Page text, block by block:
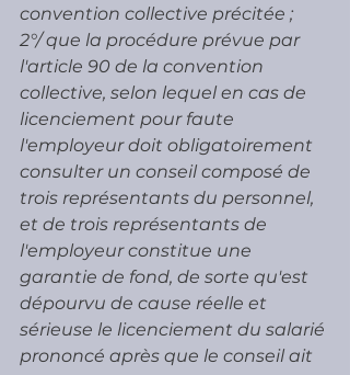
convention collective précitée ;
2°/ que la procédure prévue par
l'article 90 de la convention
collective, selon lequel en cas de
licenciement pour faute
l'employeur doit obligatoirement
consulter un conseil composé de
trois représentants du personnel,
et de trois représentants de
l'employeur constitue une
garantie de fond, de sorte qu'est
dépourvu de cause réelle et
sérieuse le licenciement du salarié
prononcé après que le conseil ait